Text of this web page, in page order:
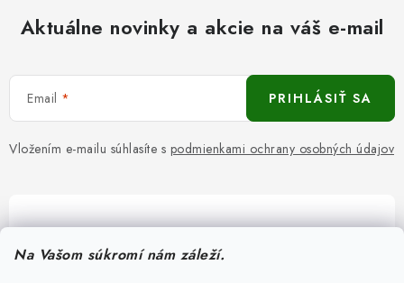
Na Vašom súkromí nám záleží.
Aktuálne novinky a akcie na váš e-mail
Email
Vložením e-mailu súhlasíte s podmienkami ochrany osobných údajov
PRIHLÁSIŤ SA
Pomôžeme vám s výberom
Potrebujete s niečím poradiť? Sme tu pre vás!